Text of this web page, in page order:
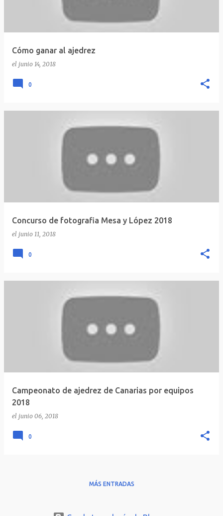
Cómo ganar al ajedrez
el junio 14, 2018
0
Concurso de fotografia Mesa y López 2018
el junio 11, 2018
0
Campeonato de ajedrez de Canarias por equipos
2018
el junio 06, 2018
0
MÁS ENTRADAS